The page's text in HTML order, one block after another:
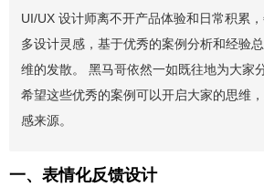
UI/UX 设计师离不开产品体验和日常积累
多设计灵感，基于优秀的案例分析和经验
维的发散。 黑马哥依然一如既往地为大家
希望这些优秀的案例可以开启大家的思维
感来源。
一、表情化反馈设计